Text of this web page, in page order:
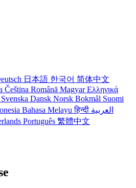
日本語 한국어 简体中文
Čeština Română MagyarΕλληνικά
Svenska Dansk Norsk Bokmål Suomi
Bahasa Melayuहिन्दी العربية
Português 繁體中文